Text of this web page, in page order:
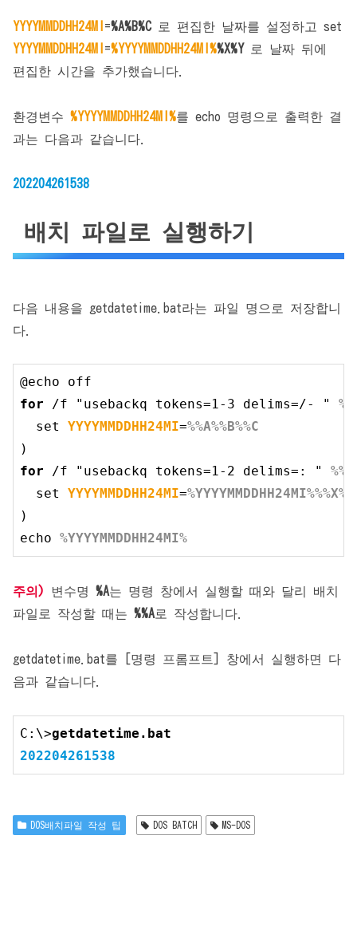
YYYYMMDDHH24MI =%A%B%C로 편집한 날짜를 설정하고 set
YYYYMMDDHH24MI =%YYYYMMDDHH24MI%%X%Y 로 날짜 뒤에
편집한 시간을 추가했습니다.
환경변수 %YYYYMMDDHH24MI%를 echo 명령으로 출력한 결
과는 다음과 같습니다.
202204261538
배치 파일로 실행하기
다음 내용을 getdatetime.bat라는 파일 명으로 저장합니
다.
@echo
for /f "usebackq tokens=1- 3 delims=/- " %
set
YYYYMMDDHH24MI=%%A%%B%%C
for /f "usebackq tokens=1- 2 delims=: " %%
set
YYYYMMDDHH24MI=%YYYYMMDDHH24MI%%%X%
echo %YYYYMMDDHH24MI%
주의) 변수명 %A는 명령 창에서 실행할 때와 달리 배치
파일로 작성할 때는 %%A로 작성합니다.
getdatetime.bat를 [명령 프롬프트] 창에서 실행하면 다
음과 같습니다.
C:\>getdatetime .bat
202204261538
DOS배치파일 작성 팁 DOS BATCH MS-DOS